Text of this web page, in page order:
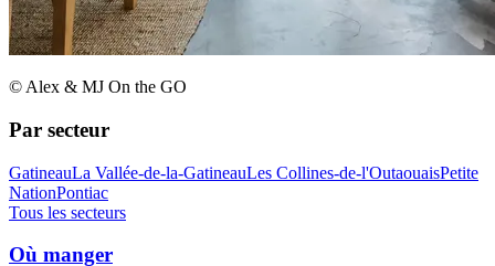
© Alex & MJ On the GO
Par secteur
GatineauLa Vallée-de-la-GatineauLes Collines-de-l'OutaouaisPetite
NationPontiac
Tous les secteurs
Où manger